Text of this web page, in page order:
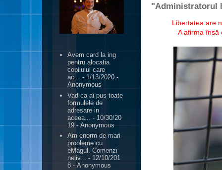
"Administratorul
Libertatea are
A afirma însă
Avem card la ing
pentru alocatia
copilului care
ac... - 1/13/2020 -
Anonymous
Vad ca ai pus toate
formulele de
adresare in
aceea...
- 10/30/20
19 - Anonymous
Am enorm de mari
probleme cu
eMagul. Comenzi
neliv... - 12/10/201
8 - Anonymous